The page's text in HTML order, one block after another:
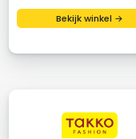
Bekijk winkel →